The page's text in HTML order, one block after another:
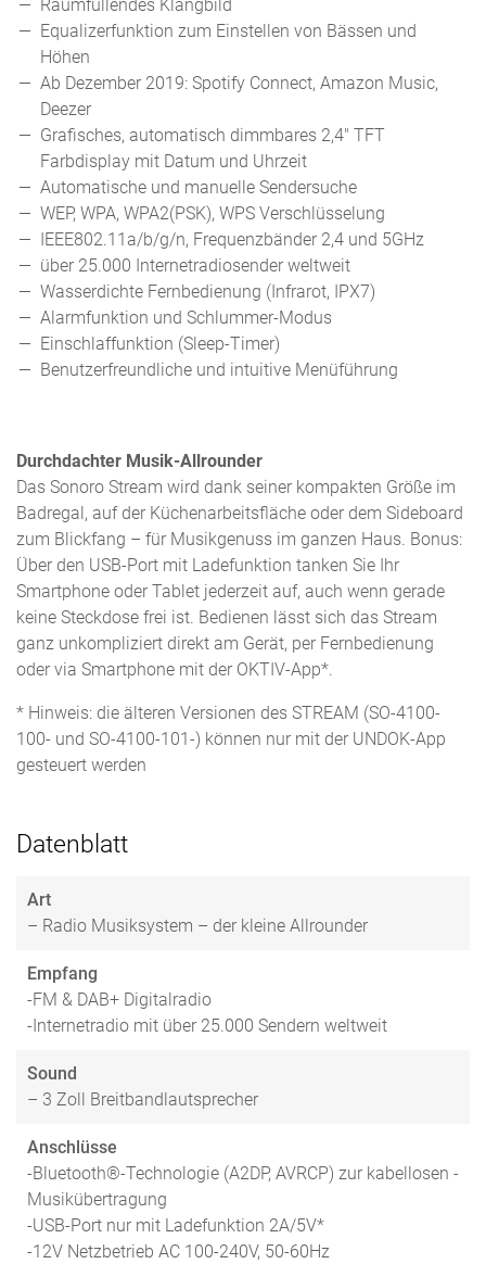
Raumfüllendes Klangbild
Equalizerfunktion zum Einstellen von Bässen und
Höhen
Ab Dezember 2019: Spotify Connect, Amazon Music,
Deezer
Grafisches, automatisch dimmbares 2,4″ TFT
Farbdisplay mit Datum und Uhrzeit
Automatische und manuelle Sendersuche
WEP, WPA, WPA2(PSK), WPS Verschlüsselung
IEEE802.11a/b/g/n, Frequenzbänder 2,4 und 5GHz
über 25.000 Internetradiosender weltweit
Wasserdichte Fernbedienung (Infrarot, IPX7)
Alarmfunktion und Schlummer-Modus
Einschlaffunktion (Sleep-Timer)
Benutzerfreundliche und intuitive Menüführung
Durchdachter Musik-Allrounder
Das Sonoro Stream wird dank seiner kompakten Größe im
Badregal, auf der Küchenarbeitsfläche oder dem Sideboard
zum Blickfang – für Musikgenuss im ganzen Haus. Bonus:
Über den USB-Port mit Ladefunktion tanken Sie Ihr
Smartphone oder Tablet jederzeit auf, auch wenn gerade
keine Steckdose frei ist. Bedienen lässt sich das Stream
ganz unkompliziert direkt am Gerät, per Fernbedienung
oder via Smartphone mit der OKTIV-App*.
* Hinweis: die älteren Versionen des STREAM (SO-4100-
100- und SO-4100-101-) können nur mit der UNDOK-App
gesteuert werden
Datenblatt
Art
– Radio Musiksystem – der kleine Allrounder
Empfang
-FM & DAB+ Digitalradio
-Internetradio mit über 25.000 Sendern weltweit
Sound
– 3 Zoll Breitbandlautsprecher
Anschlüsse
-Bluetooth®-Technologie (A2DP, AVRCP) zur kabellosen -
Musikübertragung
-USB-Port nur mit Ladefunktion 2A/5V*
-12V Netzbetrieb AC 100-240V, 50-60Hz